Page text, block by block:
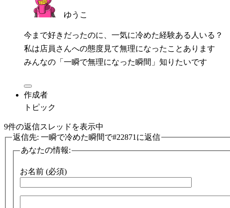
ゆうこ
今まで好きだったのに、一気に冷めた経験ある人いる？
私は店員さんへの態度見て無理になったことあります
みんなの「一瞬で無理になった瞬間」知りたいです
作成者
トピック
9件の返信スレッドを表示中
返信先: 一瞬で冷めた瞬間で#22871に返信
あなたの情報:
お名前 (必須)